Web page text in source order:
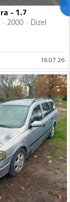
- 1.7
2000 Dizel
16.07.26